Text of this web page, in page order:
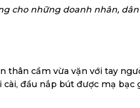
cho những doanh nhân,
thân cầm vừa vặn với tay
đầu nắp bút được mạ bạc